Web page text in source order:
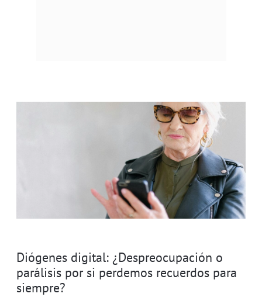
Diógenes digital: ¿Despreocupación o
parálisis por si perdemos recuerdos para
siempre?